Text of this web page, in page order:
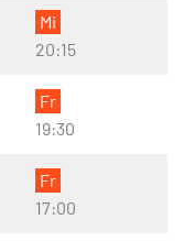
Mi
20:15
Fr
19:30
Fr
17:00